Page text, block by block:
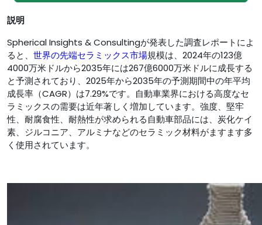
説明
Spherical Insights & Consultingが発表した調査レポートによ
ると、 世界の先端セラミックス市場規模は、2024年の123億
4000万米ドルから2035年には267億6000万米ドルに成長する
と予測されており、2025年から2035年の予測期間中の年平均
成長率（CAGR）は7.29%です。自動車業界における高度なセ
ラミックスの需要は近年著しく増加しています。強度、堅牢
性、耐腐食性、耐熱性が求められる自動車部品には、炭化ケイ
素、ジルコニア、アルミナなどのセラミック材料がますます多
く使用されています。